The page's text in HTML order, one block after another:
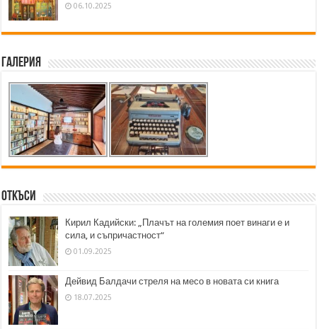
06.10.2025
Галерия
Откъси
Кирил Кадийски: „Плачът на големия поет винаги е и
сила, и съпричастност“
01.09.2025
Дейвид Балдачи стреля на месо в новата си книга
18.07.2025